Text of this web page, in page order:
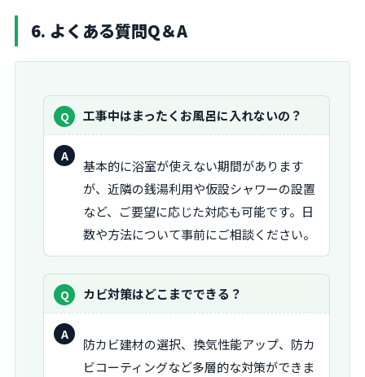
6. よくある質問Q＆A
質
問：
工事中はまったくお風呂に入れないの？
答：
基本的に浴室が使えない期間があります
が、近隣の銭湯利用や仮設シャワーの設置
など、ご要望に応じた対応も可能です。日
数や方法について事前にご相談ください。
質
問：
カビ対策はどこまでできる？
答：
防カビ建材の選択、換気性能アップ、防カ
ビコーティングなど多層的な対策ができま